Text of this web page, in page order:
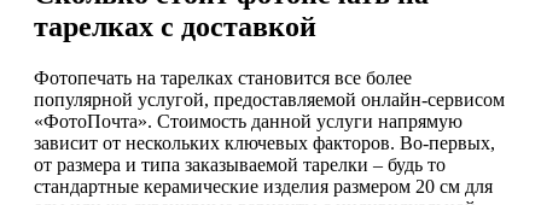
тарелках с доставкой
Фотопечать на тарелках становится все более
популярной услугой, предоставляемой онлайн-сервисом
«ФотоПочта». Стоимость данной услуги напрямую
зависит от нескольких ключевых факторов. Во-первых,
от размера и типа заказываемой тарелки – будь то
стандартные керамические изделия размером 20 см для